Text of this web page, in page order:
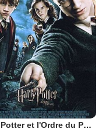
Harry Potter et l'Ordre du Phénix